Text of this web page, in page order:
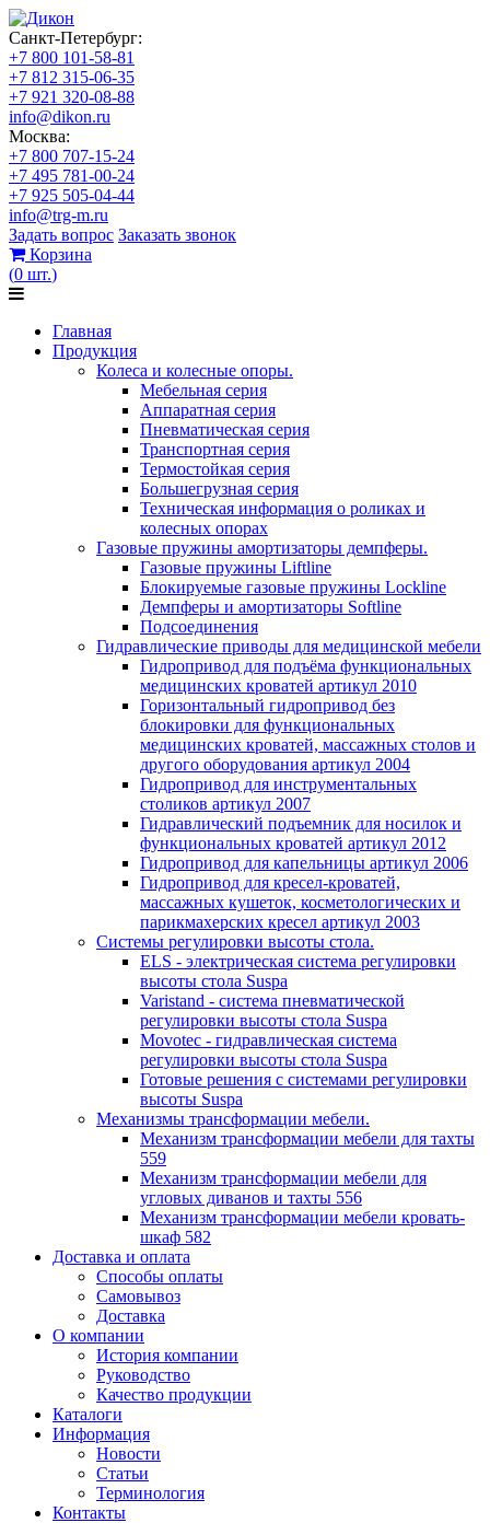
Санкт-Петербург:
+7 800 101-58-81
+7 812 315-06-35
+7 921 320-08-88
info@dikon.ru
Москва:
+7 800 707-15-24
+7 495 781-00-24
+7 925 505-04-44
info@trg-m.ru
Задать вопрос Заказать звонок
Корзина
(0 шт.)
Главная
Продукция
Колеса и колесные опоры.
Мебельная серия
Аппаратная серия
Пневматическая серия
Транспортная серия
Термостойкая серия
Большегрузная серия
Техническая информация о роликах и
колесных опорах
Газовые пружины амортизаторы демпферы.
Газовые пружины Liftline
Блокируемые газовые пружины Lockline
Демпферы и амортизаторы Softline
Подсоединения
Гидравлические приводы для медицинской мебели
Гидропривод для подъёма функциональных
медицинских кроватей артикул 2010
Горизонтальный гидропривод без
блокировки для функциональных
медицинских кроватей, массажных столов и
другого оборудования артикул 2004
Гидропривод для инструментальных
столиков артикул 2007
Гидравлический подъемник для носилок и
функциональных кроватей артикул 2012
Гидропривод для капельницы артикул 2006
Гидропривод для кресел-кроватей,
массажных кушеток, косметологических и
парикмахерских кресел артикул 2003
Системы регулировки высоты стола.
ELS - электрическая система регулировки
высоты стола Suspa
Varistand - система пневматической
регулировки высоты стола Suspa
Movotec - гидравлическая система
регулировки высоты стола Suspa
Готовые решения с системами регулировки
высоты Suspa
Механизмы трансформации мебели.
Механизм трансформации мебели для тахты
559
Механизм трансформации мебели для
угловых диванов и тахты 556
Механизм трансформации мебели кровать-
шкаф 582
Доставка и оплата
Способы оплаты
Самовывоз
Доставка
О компании
История компании
Руководство
Качество продукции
Каталоги
Информация
Новости
Статьи
Терминология
Контакты